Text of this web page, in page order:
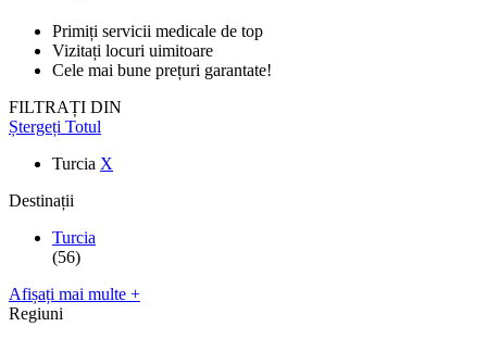
Primiți servicii medicale de top
Vizitați locuri uimitoare
Cele mai bune prețuri garantate!
FILTRAȚI DIN
Ștergeți Totul
Turcia X
Destinații
Turcia
(56)
Afișați mai multe +
Regiuni